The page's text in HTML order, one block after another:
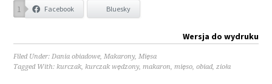
1 Facebook Bluesky
Wersja do wydruku
Filed Under:Dania obiadowe,Makarony,Mięsa
Tagged With:kurczak,kurczak wędzony,makaron,mięso,obiad,zioła